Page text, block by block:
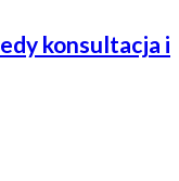
konsultacja i